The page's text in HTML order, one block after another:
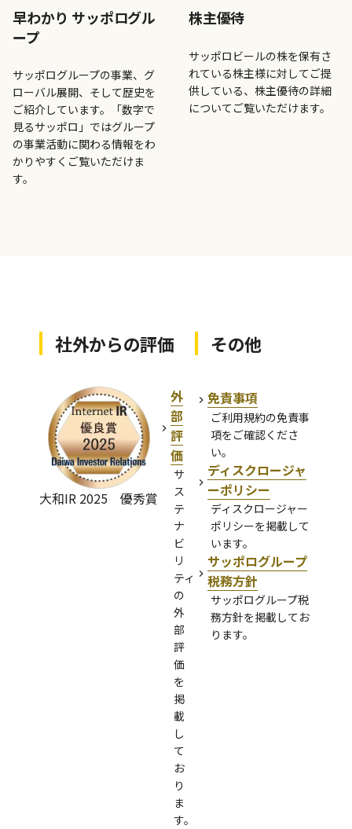
早わかり サッポログル
ープ
サッポログループの事業、グ
ローバル展開、そして歴史を
ご紹介しています。「数字で
見るサッポロ」ではグループ
の事業活動に関わる情報をわ
かりやすくご覧いただけま
す。
株主優待
サッポロビールの株を保有さ
れている株主様に対してご提
供している、株主優待の詳細
についてご覧いただけます。
社外からの評価
大和IR 2025 優秀賞
外
部
評
価
サ
ス
テ
ナ
ビ
リ
ティ
の
外
部
評
価
を
掲
載
し
て
お
り
ま
す。
その他
免責事項
ご利用規約の免責事
項をご確認くださ
い。
ディスクロージャ
ーポリシー
ディスクロージャー
ポリシーを掲載して
います。
サッポログループ
税務方針
サッポログループ税
務方針を掲載してお
ります。